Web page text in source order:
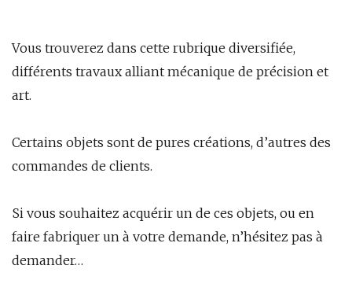
Vous trouverez dans cette rubrique diversifiée,
différents travaux alliant mécanique de précision et
art.
Certains objets sont de pures créations, d’autres des
commandes de clients.
Si vous souhaitez acquérir un de ces objets, ou en
faire fabriquer un à votre demande, n’hésitez pas à
demander…